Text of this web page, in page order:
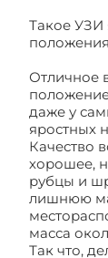
Такое УЗИ
Отличное
даже у
яростных
Качество
хорошее,
рубцы и
лишнюю
масса
Так что,